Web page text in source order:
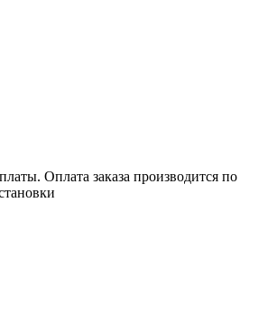
Оплата заказа производится по